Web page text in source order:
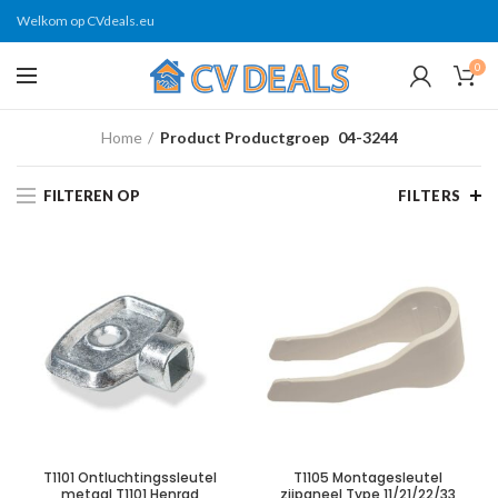
Welkom op CVdeals.eu
0
Home Product Productgroep 04-3244
FILTEREN OP FILTERS
T1101 Ontluchtingssleutel
metaal T1101 Henrad
T1105 Montagesleutel
zijpaneel Type 11/21/22/33